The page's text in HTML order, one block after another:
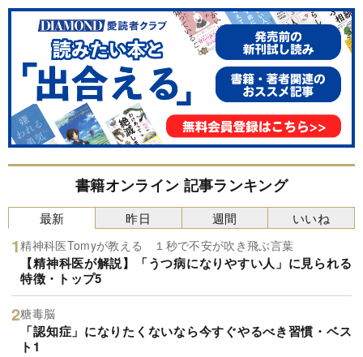
書籍オンライン 記事ランキング
最新
精神科医Tomyが教える １秒で不安が吹き飛ぶ言葉
【精神科医が解説】「うつ病になりやすい人」に見られる
特徴・トップ5
糖毒脳
「認知症」になりたくないなら今すぐやるべき習慣・ベス
ト1
昨日 週間 いいね